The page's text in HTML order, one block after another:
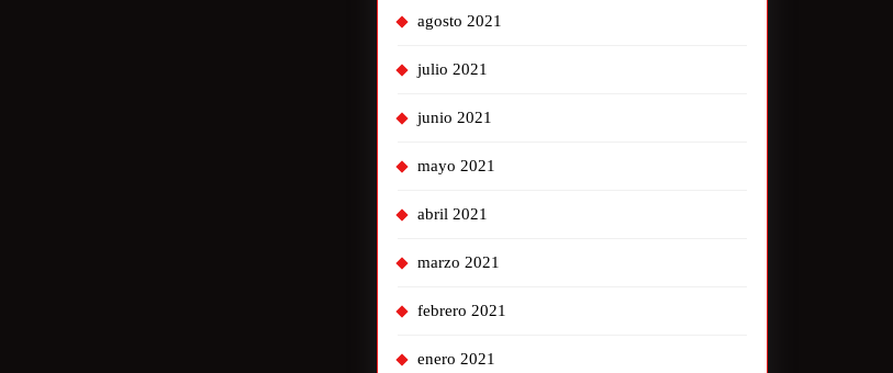
agosto 2021
julio 2021
junio 2021
mayo 2021
abril 2021
marzo 2021
febrero 2021
enero 2021